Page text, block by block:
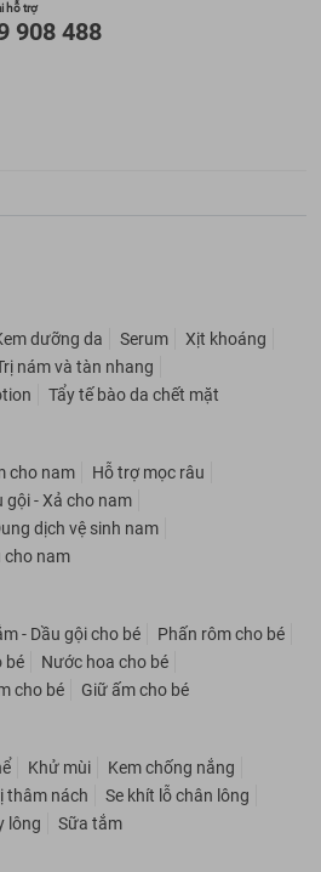
hỗ trợ
908 488
dưỡng da Serum
Xịt khoáng
nám và tàn nhang
Tẩy tế bào da chết mặt
cho nam
Hỗ trợ mọc râu
gội - Xả cho nam
dịch vệ sinh nam
cho nam
- Dầu gội cho bé
Phấn rôm cho bé
bé
Nước hoa cho bé
cho bé
Giữ ấm cho bé
Khử mùi
Kem chống nắng
thâm nách
Se khít lỗ chân lông
lông Sữa tắm